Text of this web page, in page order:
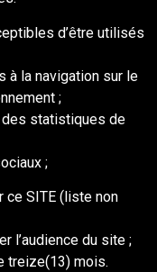
d’être utilisés
à la navigation sur le
;
des statistiques de
;
ce SITE (liste non
l’audience du site ;
treize(13) mois.